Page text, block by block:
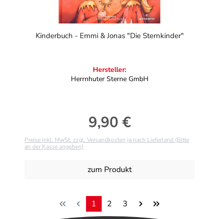
Kinderbuch - Emmi & Jonas "Die Sternkinder"
Hersteller:
Herrnhuter Sterne GmbH
Regulärer Preis:
9,90 €
Preise inkl. MwSt. zzgl. Versandkosten ja nach Lieferland (Bitte
an der Kasse angeben)
zum Produkt
Seite
1 Seite
2 Seite
3